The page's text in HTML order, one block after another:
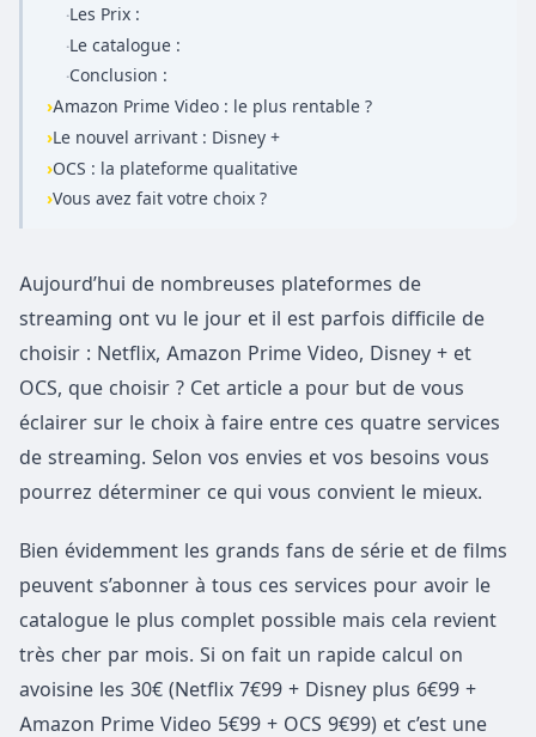
·Les Prix :
·Le catalogue :
·Conclusion :
›Amazon Prime Video : le plus rentable ?
›Le nouvel arrivant : Disney +
›OCS : la plateforme qualitative
›Vous avez fait votre choix ?
Aujourd’hui de nombreuses plateformes de
streaming ont vu le jour et il est parfois difficile de
choisir : Netflix, Amazon Prime Video, Disney + et
OCS, que choisir ? Cet article a pour but de vous
éclairer sur le choix à faire entre ces quatre services
de streaming. Selon vos envies et vos besoins vous
pourrez déterminer ce qui vous convient le mieux.
Bien évidemment les grands fans de série et de films
peuvent s’abonner à tous ces services pour avoir le
catalogue le plus complet possible mais cela revient
très cher par mois. Si on fait un rapide calcul on
avoisine les 30€ (Netflix 7€99 + Disney plus 6€99 +
Amazon Prime Video 5€99 + OCS 9€99) et c’est une